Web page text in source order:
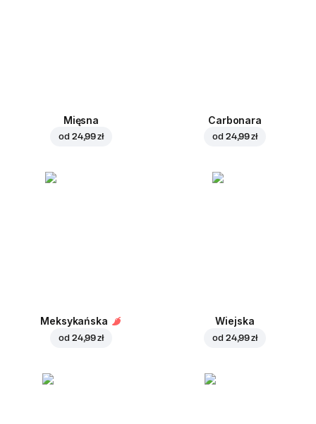
Mięsna
od 24,99 zł
Carbonara
od 24,99 zł
Meksykańska
od 24,99 zł
Wiejska
od 24,99 zł